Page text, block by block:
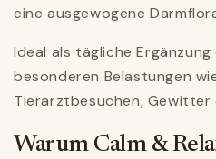
eine ausgewogene
Ideal als tägliche
besonderen Belastungen
Tierarztbesuchen, Gewitter
Warum Calm &